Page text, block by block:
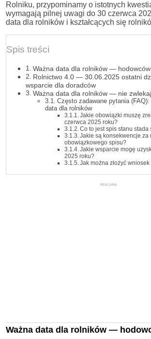
Rolniku, przypominamy o istotnych
wymagają pilnej uwagi do 30 czerwca
data dla rolników i kształcących się
Spis treści
Ważna data dla rolników —
Rolnictwo 4.0 — 30.06.2025 ostatni
wsparcie dla doradców
Ważna data dla rolników — nie
Często zadawane pytania
data dla rolników
Jakie obowiązki muszę
czerwca 2025 roku?
Co to jest spis stanu stada
Jakie są konsekwencje za
obowiązkowego spisu?
Jakie wsparcie mogę
2025 roku?
Jak można złożyć
REKLAMA
Ważna data dla rolników —